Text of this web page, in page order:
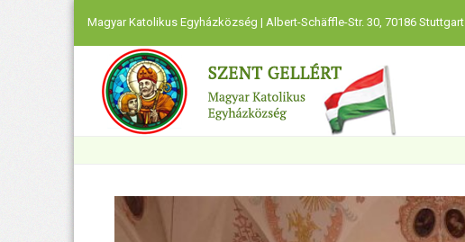
Magyar Katolikus Egyházközség | Albert-Schäffle-Str. 30, 70186 Stuttgart